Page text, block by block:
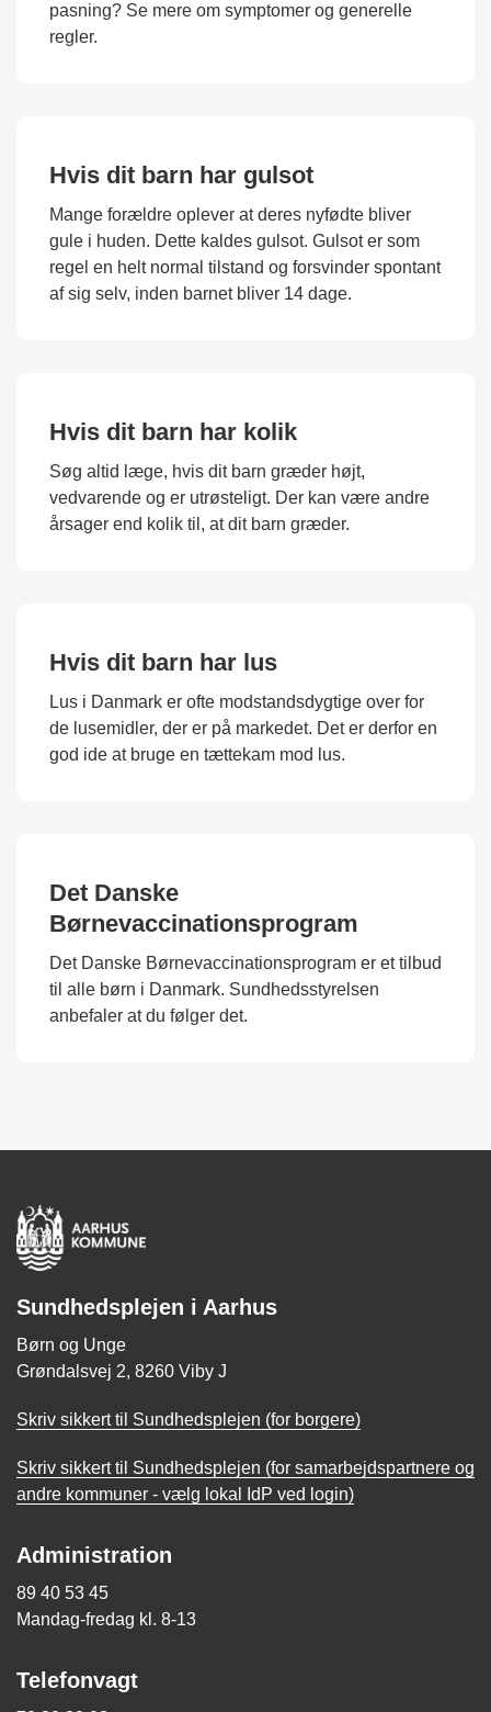
pasning? Se mere om symptomer og generelle
regler.
Hvis dit barn har gulsot
Mange forældre oplever at deres nyfødte bliver
gule i huden. Dette kaldes gulsot. Gulsot er som
regel en helt normal tilstand og forsvinder spontant
af sig selv, inden barnet bliver 14 dage.
Hvis dit barn har kolik
Søg altid læge, hvis dit barn græder højt,
vedvarende og er utrøsteligt. Der kan være andre
årsager end kolik til, at dit barn græder.
Hvis dit barn har lus
Lus i Danmark er ofte modstandsdygtige over for
de lusemidler, der er på markedet. Det er derfor en
god ide at bruge en tættekam mod lus.
Det Danske
Børnevaccinationsprogram
Det Danske Børnevaccinationsprogram er et tilbud
til alle børn i Danmark. Sundhedsstyrelsen
anbefaler at du følger det.
Sundhedsplejen i Aarhus
Børn og Unge
Grøndalsvej 2, 8260 Viby J
Skriv sikkert til Sundhedsplejen (for borgere)
Skriv sikkert til Sundhedsplejen (for samarbejdspartnere og
andre kommuner - vælg lokal IdP ved login)
Administration
89 40 53 45
Mandag-fredag kl. 8-13
Telefonvagt